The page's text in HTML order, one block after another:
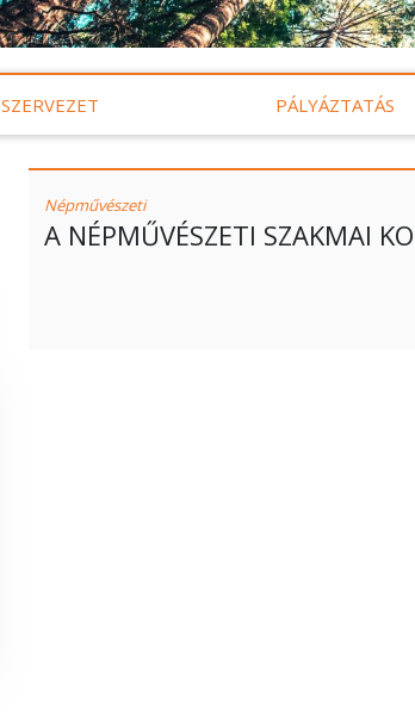
SZERVEZET PÁLYÁZTATÁS
Népművészeti
A NÉPMŰVÉSZETI SZAKMAI